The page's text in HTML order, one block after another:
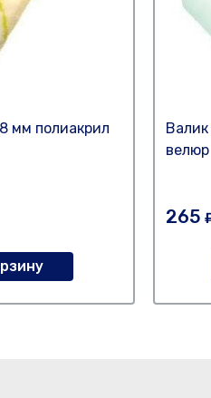
мм полиакрил
велюр
265